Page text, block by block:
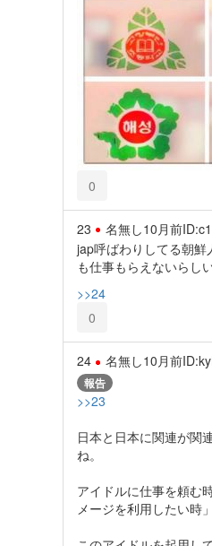
0
23 名無し10月前
jap呼ばわりしてる朝鮮
も仕事もらえないらし
>>24
0
24 名無し10月前
報告
>>23
日本と日本に関連が関
ね。
アイドルに仕事を頼む
メージを利用したい時